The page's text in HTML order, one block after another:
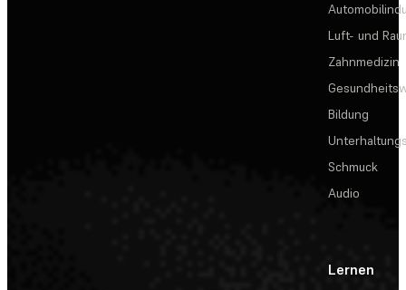
Luft- und
Zahnmedizin
Bildung
Schmuck
Audio
Lernen